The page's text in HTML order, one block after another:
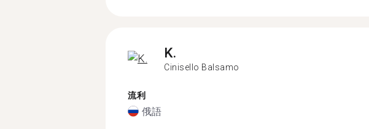
K.
Cinisello Balsamo
流利
俄語